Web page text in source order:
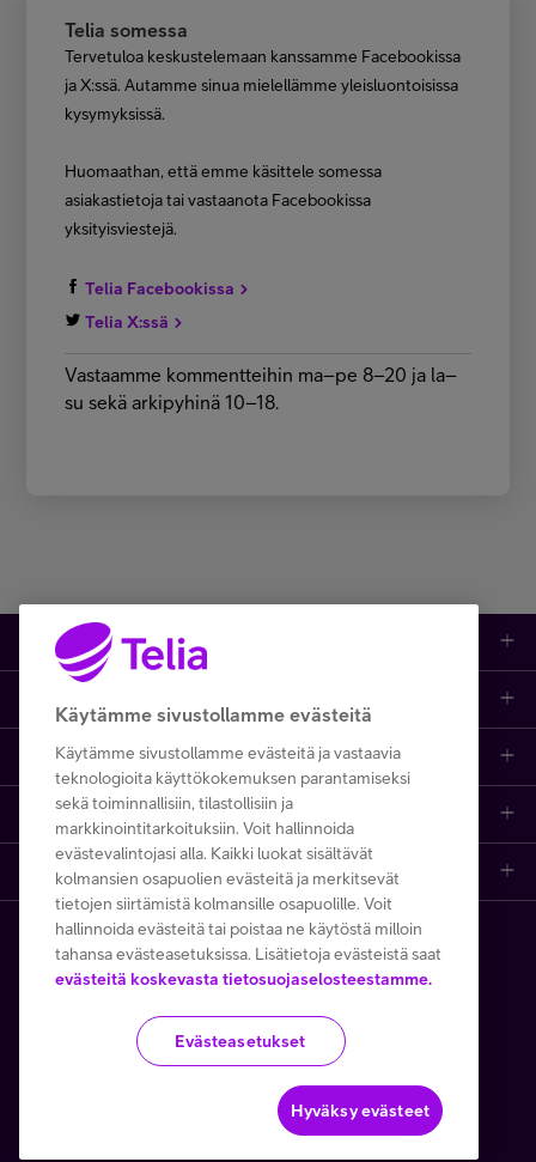
Telia somessa
Tervetuloa keskustelemaan kanssamme Facebookissa
ja X:ssä. Autamme sinua mielellämme yleisluontoisissa
kysymyksissä.
Huomaathan, että emme käsittele somessa
asiakastietoja tai vastaanota Facebookissa
yksityisviestejä.
Telia Facebookissa
Telia X:ssä
Vastaamme kommentteihin ma–pe 8–20 ja la–
su sekä arkipyhinä 10–18.
Kauppa
Puhelinliittymät
Mobiililaajakaista
Kodin laajakaista
Prepaid-liittymät
MTV Katsomo
Tarjoukset
iPhone 17
Samsung S26
Viaplay
Suoratoistopalvelut
Asiakastuki netissä
Etsi apua ja ohjeita
Tilauksen peruuttaminen
Opi ja inspiroidu
Nopeustesti (speed test)
Ota yhteyttä
Asiakaspalvelun yhteystiedot
Asioi kirjautuneena
Etsi Telia Kauppa
Yhteystiedot yrityksille
Telia Finland
Telia yrityksenä
Medialle
Avoimet työpaikat
Copyright Telia Company 2026 Tietosuoja ja -turva
Käyttöehdot Evästeiden käyttö
Toimitusehdot ja palvelukuvaukset
Käytämme tällä verkkosivustolla Google reCAPTCHAa
Käytämme sivustollamme evästeitä
Käytämme sivustollamme evästeitä ja vastaavia
teknologioita käyttökokemuksen parantamiseksi
sekä toiminnallisiin, tilastollisiin ja
markkinointitarkoituksiin. Voit hallinnoida
evästevalintojasi alla. Kaikki luokat sisältävät
kolmansien osapuolien evästeitä ja merkitsevät
tietojen siirtämistä kolmansille osapuolille. Voit
hallinnoida evästeitä tai poistaa ne käytöstä milloin
tahansa evästeasetuksissa. Lisätietoja evästeistä saat
evästeitä koskevasta tietosuojaselosteestamme.
Evästeasetukset
Hyväksy evästeet